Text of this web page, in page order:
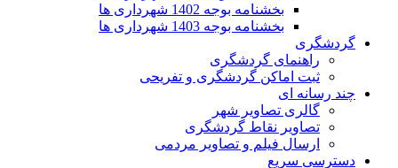
بخشنامه بوجه 1402 شهرداری ها
بخشنامه بوجه 1403 شهرداری ها
گردشگری
راهنمای گردشگری
ثبت اماکن گردشگری و تفریحی
چند رسانه ای
گالری تصاویر شهر
تصاویر نقاط گردشگری
ارسال فیلم و تصاویر مردمی
دسترسی سریع